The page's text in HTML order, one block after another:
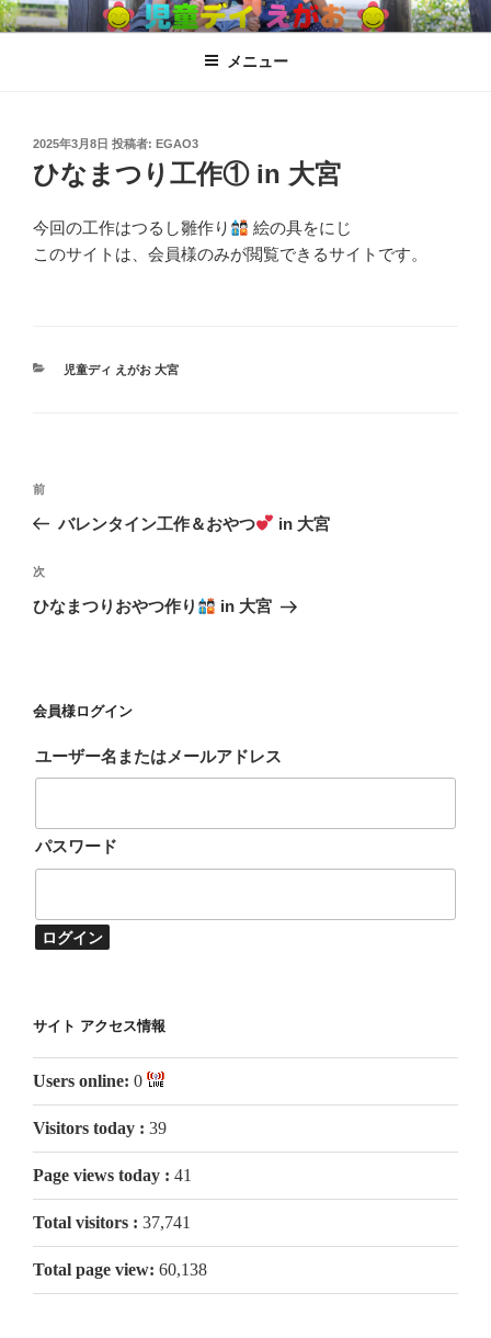
コ
ン
児童ディ えがお
児童発達支援、放課後児童ディサービス
メニュー
投
稿
日:
2025年3月8日 投稿者: EGAO3
ひなまつり工作① in 大宮
今回の工作はつるし雛作り
絵の具をにじ
このサイトは、会員様のみが閲覧できるサイトです。
カ
児童ディ えがお 大宮
投
ビ
ゲ
ン
過
去
投
稿
前
バレンタイン工作＆おやつ in 大宮
次
の
次
ひなまつりおやつ作り in 大宮
会員様ログイン
ユーザー名またはメールアドレス
パスワード
サイト アクセス情報
Users online: 0
Visitors today : 39
Page views today : 41
Total visitors : 37,741
Total page view: 60,138